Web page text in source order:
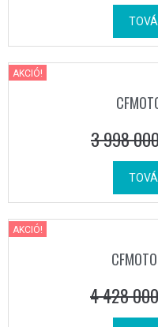
AKCIÓ!
3 998
AKCIÓ!
4 428